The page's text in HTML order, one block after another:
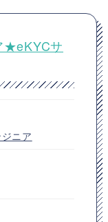
★eKYCサ
ニア